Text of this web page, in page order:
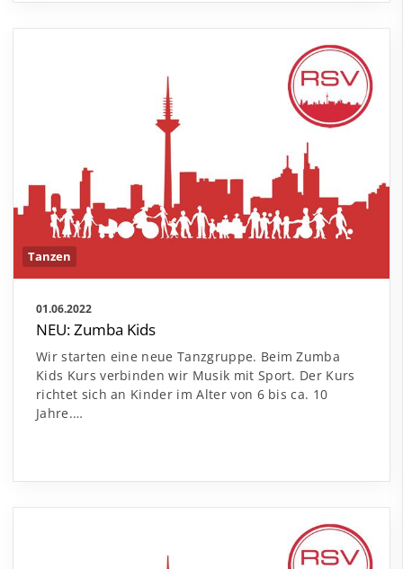
Tanzen
01.06.2022
NEU: Zumba Kids
Wir starten eine neue Tanzgruppe. Beim Zumba
Kids Kurs verbinden wir Musik mit Sport. Der Kurs
richtet sich an Kinder im Alter von 6 bis ca. 10
Jahre.…